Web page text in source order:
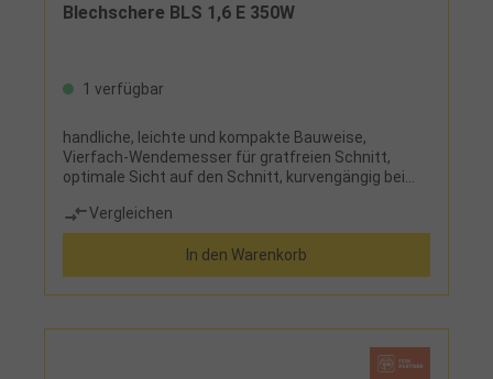
Blechschere BLS 1,6 E 350W
1 verfügbar
handliche, leichte und kompakte Bauweise,
Vierfach-Wendemesser für gratfreien Schnitt,
optimale Sicht auf den Schnitt, kurvengängig bei
bis 400 N/mm²: max. 1,6 Stahl bis 600 N/mm²: max.
1,2 Stahl bis 800 N/mm²: max. 1,0 NE bis 250
Tischmesser, Spanabweiser und 1 Paar Schlüssel
Vergleichen
In den Warenkorb